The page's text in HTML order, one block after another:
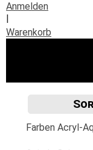
Anmelden
|
Warenkorb
Farben Acryl-